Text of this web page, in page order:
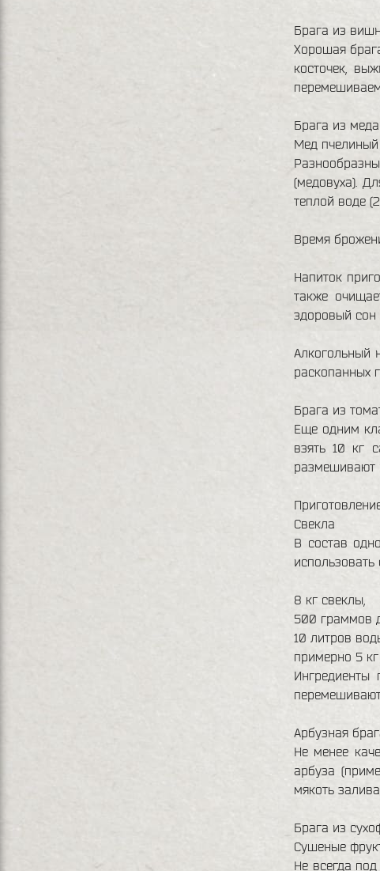
Брага из
Хорошая
косточек,
Брага из меда
Мед пчелиный
(медовуха).
теплой воде
Время
Напиток
также
здоровый сон
Алкогольный
раскопанных
Брага из
Еще одним
взять 10 кг
размешивают
Свекла
В состав
использовать
8 кг свеклы,
500 граммов
10 литров
примерно 5 кг
Ингредиенты
Арбузная
Не менее
арбуза
мякоть
Брага из
Сушеные
Не всегда